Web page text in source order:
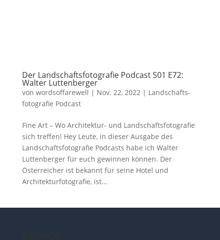
Der Landschaftsfotografie Podcast S01 E72:
Walter Luttenberger
von wordsoffarewell | Nov. 22, 2022| Landschafts­
fotografie Podcast
Fine Art – Wo Architektur- und Landschaftsfotografie
sich treffen! Hey Leute, in dieser Ausgabe des
Landschaftsfotografie Podcasts habe ich Walter
Luttenberger für euch gewinnen können. Der
Österreicher ist bekannt für seine Hotel und
Architekturfotografie, ist...